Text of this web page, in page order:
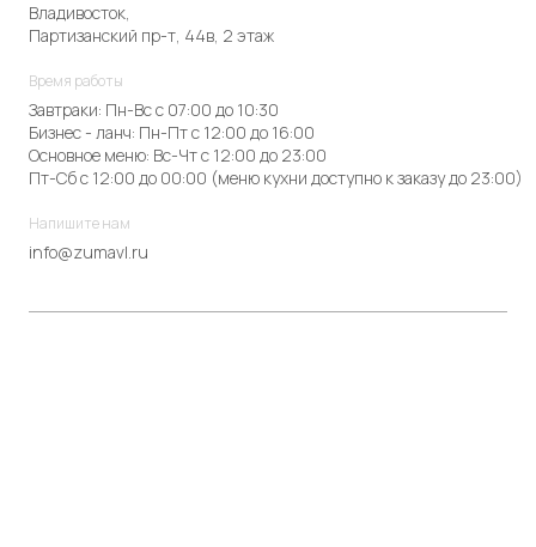
Владивосток,
Партизанский пр-т, 44в, 2 этаж
Время работы
Завтраки: Пн-Вс с 07:00 до 10:30
Бизнес - ланч: Пн-Пт с 12:00 до 16:00
Основное меню: Вс-Чт с 12:00 до 23:00
Пт-Сб с 12:00 до 00:00 (меню кухни доступно к заказу до 23:00)
Напишите нам
info@zumavl.ru